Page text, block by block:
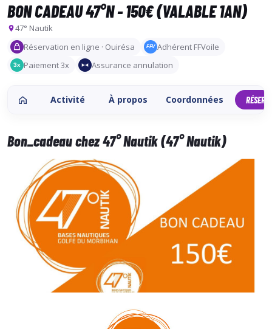
BON CADEAU 47°N - 150€ (VALABLE 1AN)
47° Nautik
Réservation en ligne · Ouirésa
FFV Adhérent FFVoile
3x Paiement 3x Assurance annulation
Activité À propos Coordonnées
Bon_cadeau chez 47° Nautik (47° Nautik)